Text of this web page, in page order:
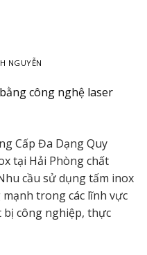
NGUYỄN
Cấp Đa Dạng Quy
tại Hải Phòng chất
cầu sử dụng tấm inox
trong các lĩnh vực
bị công nghiệp, thực